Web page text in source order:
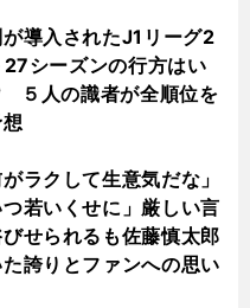
導入されたJ1リーグ2
シーズンの行方はい
５人の識者が全順位を
がラクして生意気だな」
つ若いくせに」厳しい言
せられるも佐藤慎太郎
誇りとファンへの思い